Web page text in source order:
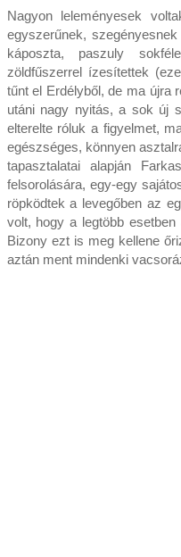
Nagyon leleményesek
egyszerűnek,
káposzta, paszuly
zöldfűszerrel ízesítettek
tűnt el Erdélyből, de ma újra
utáni nagy nyitás, a sok új
elterelte róluk a figyelmet,
egészséges, könnyen
tapasztalatai alapján
felsorolására, egy-egy
röpködtek a levegőben az
volt, hogy a legtöbb
Bizony ezt is meg kellene
aztán ment mindenki